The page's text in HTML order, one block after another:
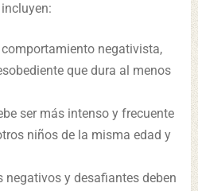
negativista,
que dura al menos
ser más intenso y frecuente
niños de la misma edad y
negativos y desafiantes deben